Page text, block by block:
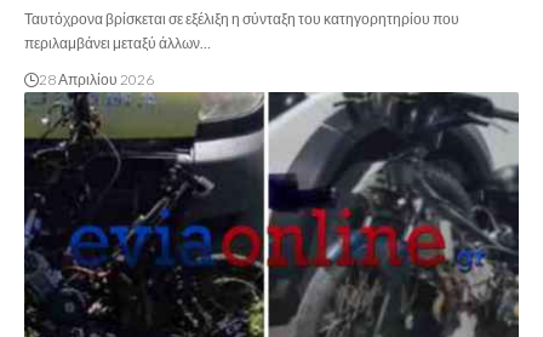
Ταυτόχρονα βρίσκεται σε εξέλιξη η σύνταξη του κατηγορητηρίου που
περιλαμβάνει μεταξύ άλλων…
28 Απριλίου 2026